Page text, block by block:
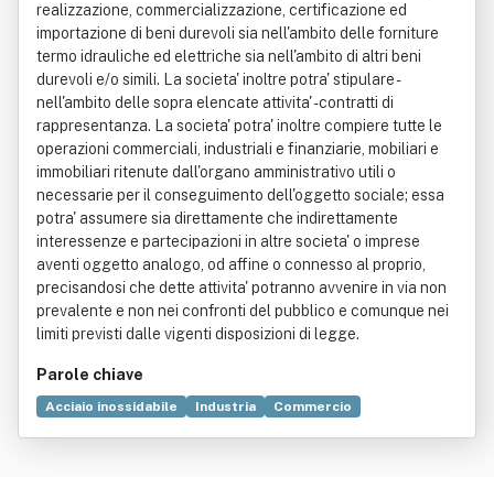
realizzazione, commercializzazione, certificazione ed
importazione di beni durevoli sia nell'ambito delle forniture
termo idrauliche ed elettriche sia nell'ambito di altri beni
durevoli e/o simili. La societa' inoltre potra' stipulare -
nell'ambito delle sopra elencate attivita' - contratti di
rappresentanza. La societa' potra' inoltre compiere tutte le
operazioni commerciali, industriali e finanziarie, mobiliari e
immobiliari ritenute dall'organo amministrativo utili o
necessarie per il conseguimento dell'oggetto sociale; essa
potra' assumere sia direttamente che indirettamente
interessenze e partecipazioni in altre societa' o imprese
aventi oggetto analogo, od affine o connesso al proprio,
precisandosi che dette attivita' potranno avvenire in via non
prevalente e non nei confronti del pubblico e comunque nei
limiti previsti dalle vigenti disposizioni di legge.
Parole chiave
Acciaio inossidabile Industria
Commercio